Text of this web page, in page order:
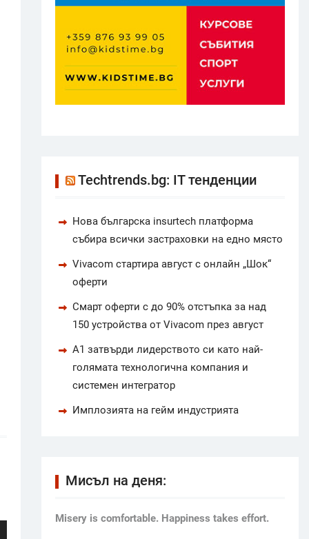
Techtrends.bg: IT тенденции
Нова българска insurtech платформа
събира всички застраховки на едно място
Vivacom стартира август с онлайн „Шок“
оферти
Смарт оферти с до 90% отстъпка за над
150 устройства от Vivacom през август
А1 затвърди лидерството си като най-
голямата технологична компания и
системен интегратор
Имплозията на гейм индустрията
Мисъл на деня:
Мisery is comfortable. Happiness takes effort.